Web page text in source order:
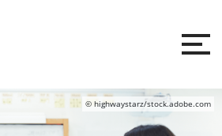
© highwaystarz/stock.adobe.com